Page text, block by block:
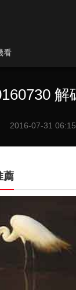
看
2016-07-31 06:15
薦